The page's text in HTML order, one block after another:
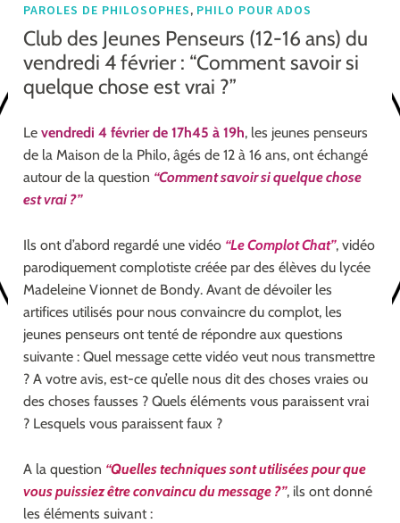
PAROLES DE PHILOSOPHES, PHILO POUR ADOS
Club des Jeunes Penseurs (12-16 ans) du
vendredi 4 février : “Comment savoir si
quelque chose est vrai ?”
Levendredi 4 février de 17h45 à 19h, les jeunes penseurs
de la Maison de la Philo, âgés de 12 à 16 ans, ont échangé
autour de la question “Comment savoir si quelque chose
est vrai ?”
Ils ont d’abord regardé une vidéo “Le Complot Chat”, vidéo
parodiquement complotiste créée par des élèves du lycée
Madeleine Vionnet de Bondy. Avant de dévoiler les
artifices utilisés pour nous convaincre du complot, les
jeunes penseurs ont tenté de répondre aux questions
suivante : Quel message cette vidéo veut nous transmettre
? A votre avis, est-ce qu’elle nous dit des choses vraies ou
des choses fausses ? Quels éléments vous paraissent vrai
? Lesquels vous paraissent faux ?
A la question “Quelles techniques sont utilisées pour que
vous puissiez être convaincu du message ?”, ils ont donné
les éléments suivant :